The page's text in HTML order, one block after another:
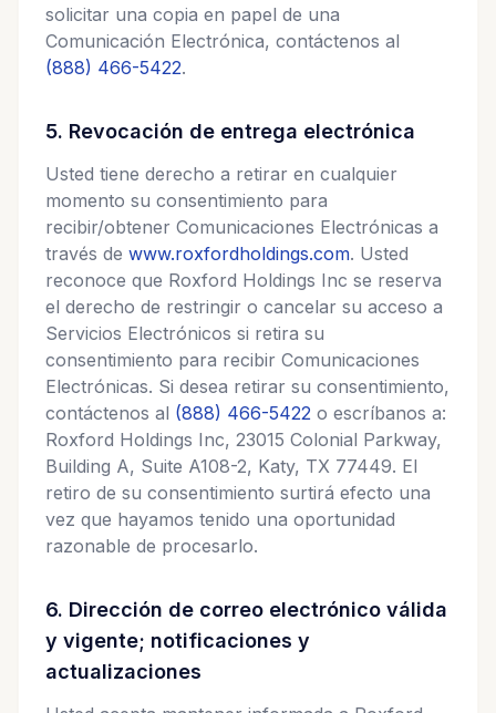
solicitar una copia en papel de una
Comunicación Electrónica, contáctenos al
(888) 466-5422.
5. Revocación de entrega electrónica
Usted tiene derecho a retirar en cualquier
momento su consentimiento para
recibir/obtener Comunicaciones Electrónicas a
través de www.roxfordholdings.com. Usted
reconoce que Roxford Holdings Inc se reserva
el derecho de restringir o cancelar su acceso a
Servicios Electrónicos si retira su
consentimiento para recibir Comunicaciones
Electrónicas. Si desea retirar su consentimiento,
contáctenos al (888) 466-5422 o escríbanos a:
Roxford Holdings Inc, 23015 Colonial Parkway,
Building A, Suite A108-2, Katy, TX 77449. El
retiro de su consentimiento surtirá efecto una
vez que hayamos tenido una oportunidad
razonable de procesarlo.
6. Dirección de correo electrónico válida
y vigente; notificaciones y
actualizaciones